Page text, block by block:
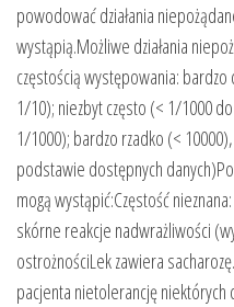
powodować działania
wystąpią.Możliwe działania
częstością występowania:
1/10); niezbyt często (< 1/1000
1/1000); bardzo rzadko (<
podstawie dostępnych
mogą wystąpić:Częstość
skórne reakcje nadwrażliwości
ostrożnościLek zawiera
pacjenta nietolerancję